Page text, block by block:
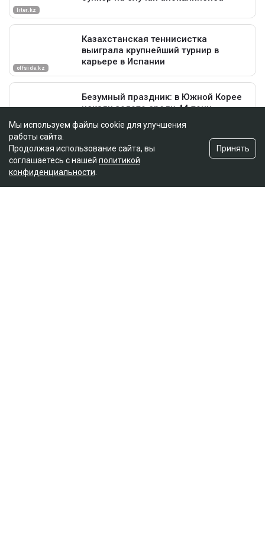
Мы используем файлы cookie для улучшения
работы сайта.
Продолжая использование сайта, вы
соглашаетесь с нашей политикой
конфиденциальности
Принять